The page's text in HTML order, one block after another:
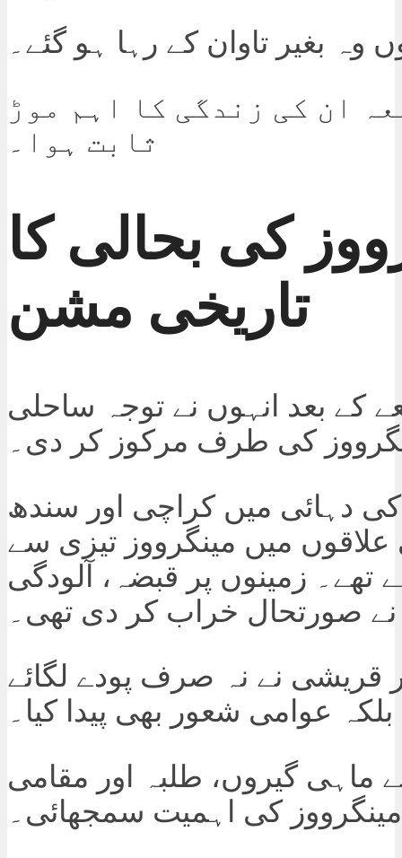
وہ بغیر تاوان کے رہا ہو گئے۔
ان کی زندگی کا اہم موڑ
ثابت ہوا۔
کی بحالی کا
تاریخی مشن
کے بعد انہوں نے توجہ ساحلی
کی طرف مرکوز کر دی۔
1990 کی دہائی میں کراچی اور سندھ
میں مینگرووز تیزی سے
تھے۔ زمینوں پر قبضہ، آلودگی
نے صورتحال خراب کر دی تھی۔
قریشی نے نہ صرف پودے لگائے
بلکہ عوامی شعور بھی پیدا کیا۔
ماہی گیروں، طلبہ اور مقامی
مینگرووز کی اہمیت سمجھائی۔